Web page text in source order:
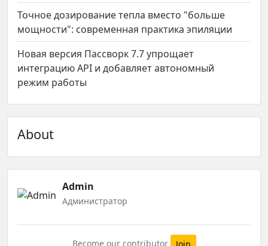
Точное дозирование тепла вместо "больше
мощности": современная практика эпиляции
Новая версия Пассворк 7.7 упрощает
интеграцию API и добавляет автономный
режим работы
About
Admin
Администратор
Become our contributor